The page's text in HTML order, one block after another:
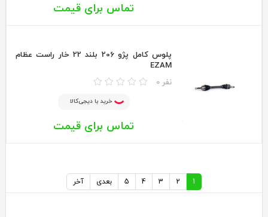
تماس برای قیمت
پلوس كامل پژو 206 بلند 22 خار راست عظام
EZAM
0 نفر
خرید با دیجی‌کالا
تماس برای قیمت
1
2
3
4
5 بعدی آخر